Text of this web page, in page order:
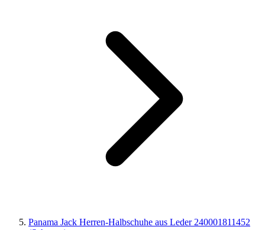
Panama Jack Herren-Halbschuhe aus Leder 240001811452